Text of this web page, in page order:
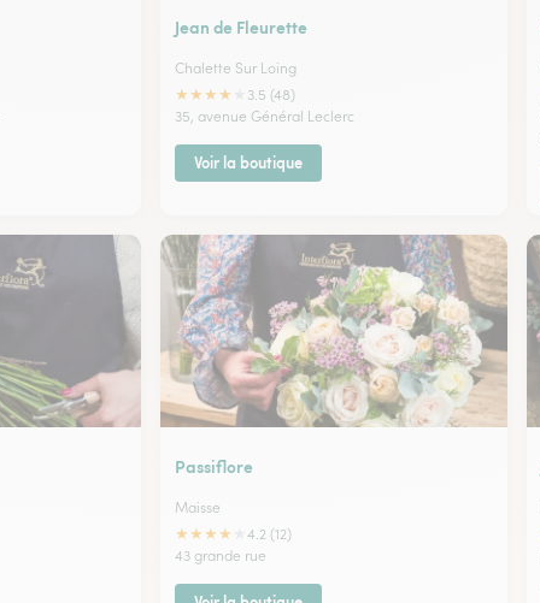
Jean de Fleurette
Chalette Sur Loing
★★★★
3.5 (48)
35, avenue Général Leclerc
Voir la boutique
Passiflore
Maisse
★★★★
4.2 (12)
43 grande rue